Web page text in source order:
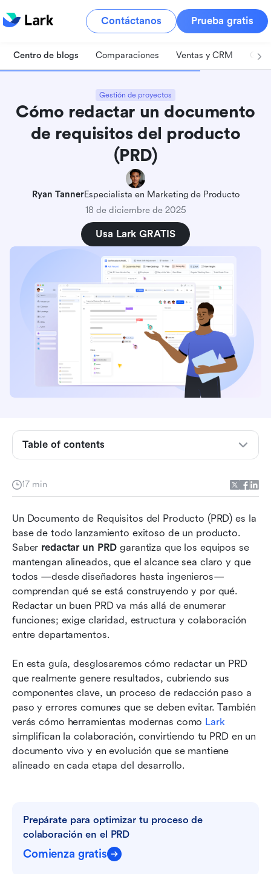
Contáctanos Prueba gratis
Centro de blogs Comparaciones Ventas y CRM
Gestión de proyectos
Cómo redactar un documento
de requisitos del producto
(PRD)
Ryan TannerEspecialista en Marketing de Producto
18 de diciembre de 2025
Usa Lark GRATIS
17 min
Un Documento de Requisitos del Producto (PRD) es la
base de todo lanzamiento exitoso de un producto.
Saber redactar un PRD garantiza que los equipos se
mantengan alineados, que el alcance sea claro y que
todos —desde diseñadores hasta ingenieros—
comprendan qué se está construyendo y por qué.
Redactar un buen PRD va más allá de enumerar
funciones; exige claridad, estructura y colaboración
entre departamentos.
En esta guía, desglosaremos cómo redactar un PRD
que realmente genere resultados, cubriendo sus
componentes clave, un proceso de redacción paso a
paso y errores comunes que se deben evitar. También
verás cómo herramientas modernas como Lark
simplifican la colaboración, convirtiendo tu PRD en un
documento vivo y en evolución que se mantiene
alineado en cada etapa del desarrollo.
Prepárate para optimizar tu proceso de
colaboración en el PRD
Comienza gratis
Table of contents
¿Qué es un documento de requisitos del
Cómo redactar un PRD paso a paso
herramienta todo en uno para la colaboración
en PRD
Por qué importa un PRD bien redactado
Errores comunes que se deben evitar al
redactar un PRD y cómo Lark ayuda
Conclusión
Preguntas frecuentes
Lecturas relacionadas